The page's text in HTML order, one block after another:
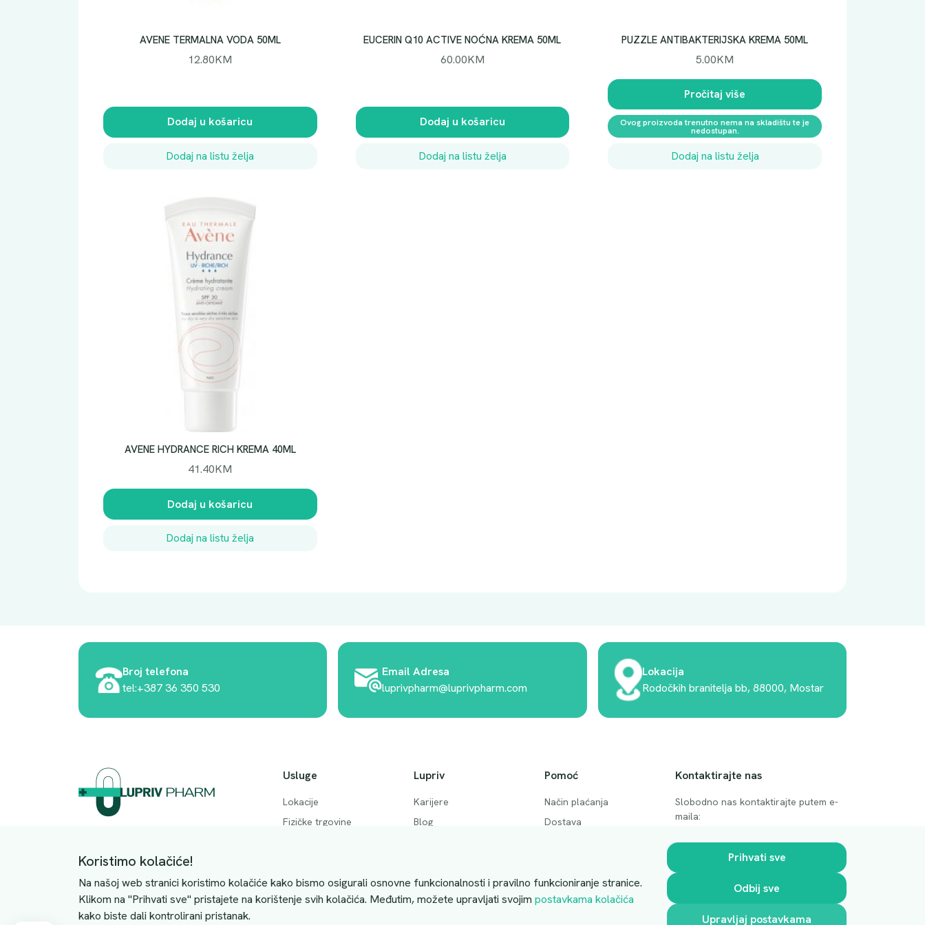
0
0
k
o
l
i
AVENE TERMALNA VODA 50ML
12.80KM
Dodaj u košaricu
Dodaj na listu želja
EUCERIN Q10 ACTIVE NOĆNA KREMA 50ML
60.00KM
Dodaj u košaricu
Dodaj na listu želja
PUZZLE ANTIBAKTERIJSKA KREMA 50ML
5.00KM
Pročitaj više
Ovog proizvoda trenutno nema na skladištu te je
nedostupan.
Dodaj na listu želja
AVENE HYDRANCE RICH KREMA 40ML
41.40KM
Dodaj u košaricu
Dodaj na listu želja
Broj telefona
tel:+387 36 350 530
Email Adresa
luprivpharm@luprivpharm.com
Lokacija
Rodočkih branitelja bb, 88000, Mostar
JIB: 4228063510004
Usluge
Lokacije
Fizičke trgovine
Lupriv
Karijere
Blog
Pomoć
Način plaćanja
Dostava
Kontaktirajte nas
Slobodno nas kontaktirajte putem e-
maila:
luprivpharm@luprivpharm.com
Ova stranica je zaštićena reCAPTCHA
Koristimo kolačiće!
Na našoj web stranici koristimo kolačiće kako bismo osigurali osnovne funkcionalnosti i pravilno funkcioniranje stranice.
Klikom na "Prihvati sve" pristajete na korištenje svih kolačića. Međutim, možete upravljati svojim postavkama kolačića
kako biste dali kontrolirani pristanak.
Prihvati sve
Odbij sve
Upravljaj postavkama